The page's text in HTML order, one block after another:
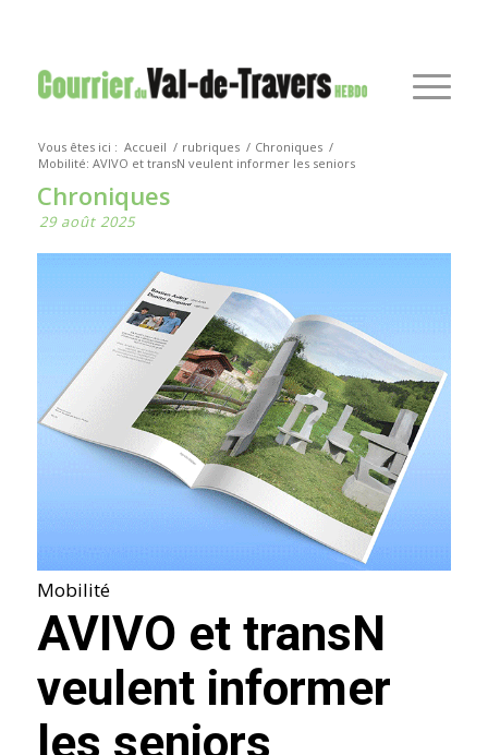
Vous êtes ici : Accueil / rubriques / Chroniques /
Mobilité: AVIVO et transN veulent informer les seniors
Chroniques
29 août 2025
Mobilité
AVIVO et transN
veulent informer
les seniors